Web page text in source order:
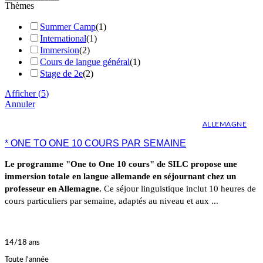
Thèmes
Summer Camp(1)
International(1)
Immersion(2)
Cours de langue général(1)
Stage de 2e(2)
Afficher(5)
Annuler
ALLEMAGNE
* ONE TO ONE 10 COURS PAR SEMAINE
Le programme "One to One 10 cours" de SILC propose une
immersion totale en langue allemande en séjournant chez un
professeur en Allemagne. Ce séjour linguistique inclut 10 heures de
cours particuliers par semaine, adaptés au niveau et aux ...
14/18 ans
Toute l'année